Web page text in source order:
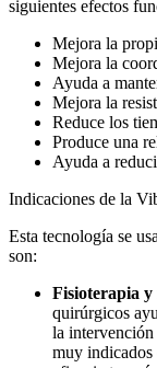
siguientes efectos
Mejora la
Mejora la
Ayuda a
Mejora la
Reduce los
Produce una
Ayuda a
Indicaciones de la
Esta tecnología se
son:
Fisioterapia
quirúrgicos
la
muy indicados